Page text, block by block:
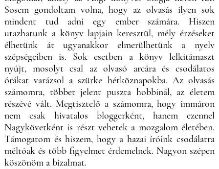
Sosem gondoltam volna, hogy az olvasás ilyen sok
mindent tud adni egy ember számára. Hiszen
utazhatunk a könyv lapjain keresztül, mély érzéseket
élhetünk át ugyanakkor elmerülhetünk a nyelv
szépségeiben is. Sok esetben a könyv lelkitámaszt
nyújt, mosolyt csal az olvasó arcára és csodálatos
órákat varázsol a szürke hétköznapokba. Az olvasás
számomra, többet jelent puszta hobbinál, az életem
részévé vált. Megtisztelő a számomra, hogy immáron
nem csak hivatalos bloggerként, hanem ezennel
Nagykövetként is részt vehetek a mozgalom életében.
Támogatom és hiszem, hogy a hazai íróink csodálatra
méltóak és több figyelmet érdemelnek. Nagyon szépen
köszönöm a bizalmat.